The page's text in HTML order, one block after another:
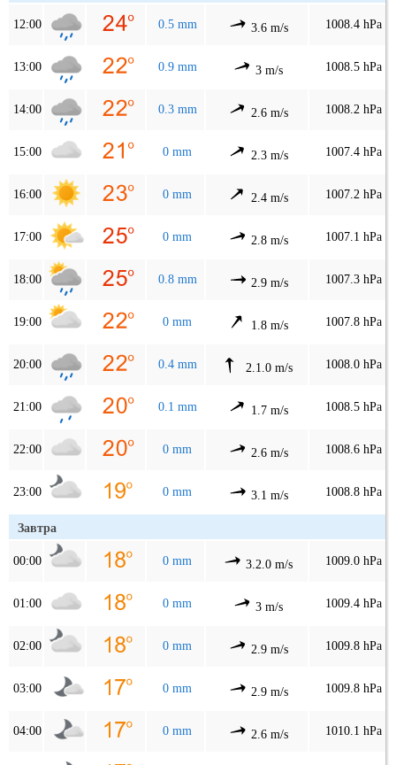
12:00 0.5 mm 3.6 m/s 1008.4 hPa
13:00 0.9 mm 3 m/s 1008.5 hPa
14:00 0.3 mm 2.6 m/s 1008.2 hPa
15:00 0 mm 2.3 m/s 1007.4 hPa
16:00 0 mm 2.4 m/s 1007.2 hPa
17:00 0 mm 2.8 m/s 1007.1 hPa
18:00 0.8 mm 2.9 m/s 1007.3 hPa
19:00 0 mm 1.8 m/s 1007.8 hPa
20:00 0.4 mm 2.1.0 m/s 1008.0 hPa
21:00 0.1 mm 1.7 m/s 1008.5 hPa
22:00 0 mm 2.6 m/s 1008.6 hPa
23:00 0 mm 3.1 m/s 1008.8 hPa
Завтра
00:00 0 mm 3.2.0 m/s 1009.0 hPa
01:00 0 mm 3 m/s 1009.4 hPa
02:00 0 mm 2.9 m/s 1009.8 hPa
03:00 0 mm 2.9 m/s 1009.8 hPa
04:00 0 mm 2.6 m/s 1010.1 hPa